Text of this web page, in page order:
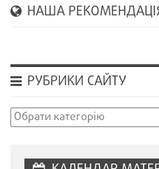
НАША
РУБРИКИ САЙТУ
Рубрики